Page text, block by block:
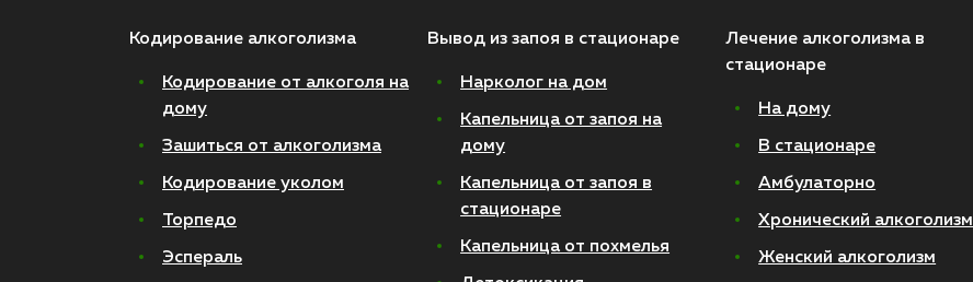
Кодирование алкоголизма
Кодирование от алкоголя на
дому
Зашиться от алкоголизма
Кодирование уколом
Торпедо
Эспераль
Вывод из запоя в стационаре
Нарколог на дом
Капельница от запоя на
дому
Капельница от запоя в
стационаре
Капельница от похмелья
Лечение алкоголизма в
стационаре
На дому
В стационаре
Амбулаторно
Хронический алкоголизм
Женский алкоголизм